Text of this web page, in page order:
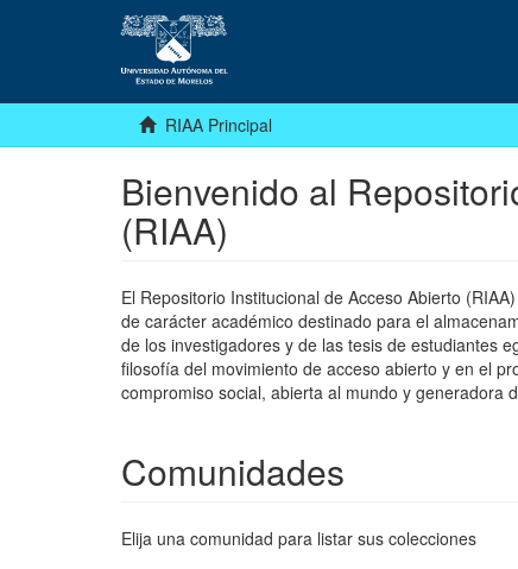
RIAA Principal
Bienvenido al
(RIAA)
El Repositorio Institucional de Acceso Abierto
de carácter académico destinado para el
de los investigadores y de las tesis de estudiantes
filosofía del movimiento de acceso abierto y en el
compromiso social, abierta al mundo y generadora
Comunidades
Elija una comunidad para listar sus colecciones